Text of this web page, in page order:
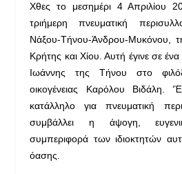
Χθες το μεσημέρι 4 Απριλίου
τριήμερη πνευματική
Νάξου-Τήνου-Άνδρου-Μυκόνου,
Κρήτης και Χίου. Αυτή έγινε σε
Ιωάννης της Τήνου στο
οικογένειας Καρόλου Βιδάλη.
κατάλληλο για πνευματική
συμβάλλει η άψογη,
συμπεριφορά των ιδιοκτητών
όασης.